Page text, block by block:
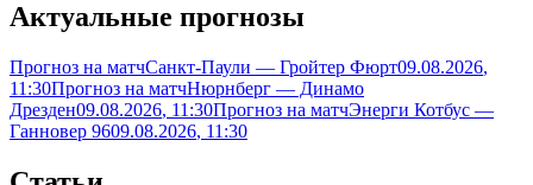
Актуальные прогнозы
Прогноз на матчСанкт-Паули — Гройтер Фюрт09.08.2026,
11:30Прогноз на матчНюрнберг — Динамо
Дрезден09.08.2026, 11:30Прогноз на матчЭнерги Котбус —
Ганновер 9609.08.2026, 11:30